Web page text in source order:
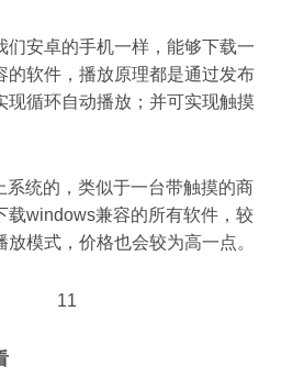
们安卓的手机一样，能够下载一
的软件，播放原理都是通过发布
现循环自动播放；并可实现触摸
系统的，类似于一台带触摸的商
载windows兼容的所有软件，较
模式，价格也会较为高一点。